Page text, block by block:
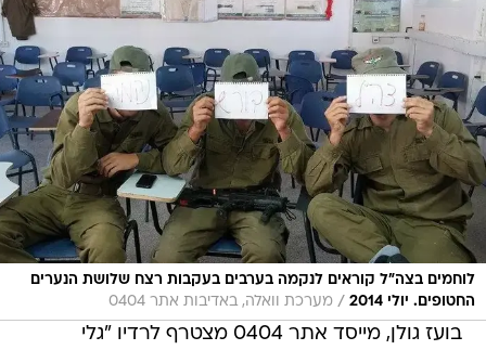
לוחמים בצה"ל קוראים לנקמה בערבים בעקבות רצח שלושת הנערים
החטופים. יולי 2014
/ מערכת וואלה, באדיבות אתר 0404
בועז גולן, מייסד אתר 0404 מצטרף לרדיו "גלי